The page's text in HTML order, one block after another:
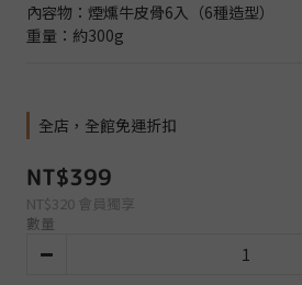
內容物：煙燻牛皮骨6入（6種造型）
重量：約300g
全店，全館免運折扣
NT$399
NT$320 會員獨享
數量